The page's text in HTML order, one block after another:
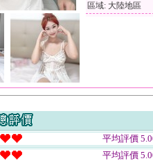
區域: 大陸地區
平均評價
平均評價